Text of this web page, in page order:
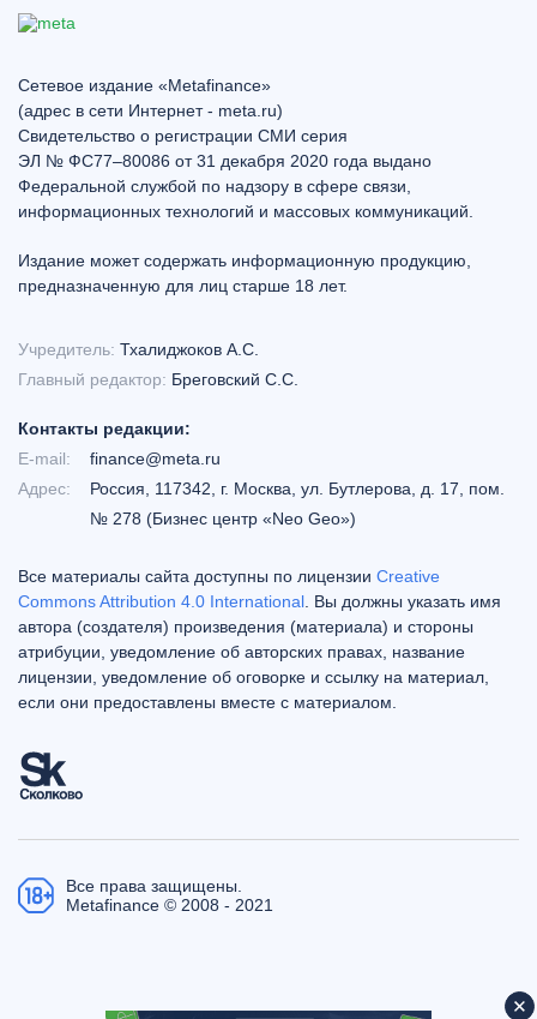
Сетевое издание «Metafinance»
(адрес в сети Интернет - meta.ru)
Свидетельство о регистрации СМИ серия
ЭЛ № ФС77–80086 от 31 декабря 2020 года выдано
Федеральной службой по надзору в сфере связи,
информационных технологий и массовых коммуникаций.
Издание может содержать информационную продукцию,
предназначенную для лиц старше 18 лет.
Учредитель: Тхалиджоков А.С.
Главный редактор: Бреговский С.С.
Контакты редакции:
E-mail:
finance@meta.ru
Адрес:
Россия, 117342, г. Москва, ул. Бутлерова, д. 17, пом.
№ 278 (Бизнес центр «Neo Geo»)
Все материалы сайта доступны по лицензии Creative
Commons Attribution 4.0 International . Вы должны указать имя
автора (создателя) произведения (материала) и стороны
атрибуции, уведомление об авторских правах, название
лицензии, уведомление об оговорке и ссылку на материал,
если они предоставлены вместе с материалом.
Все права защищены.
Metafinance © 2008 - 2021